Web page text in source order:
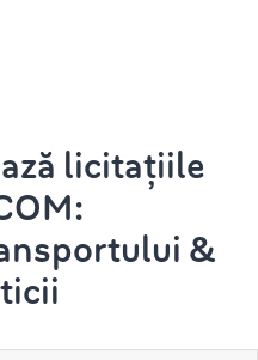
licitațiile
&